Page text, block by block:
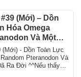
(Mới) – Dồn
Hóa Omega
Và Một
Ra Đời ^^
(Mới) - Dồn Toàn Lực
Pteranodon Và
Ra Đời ^^Nếu thấy